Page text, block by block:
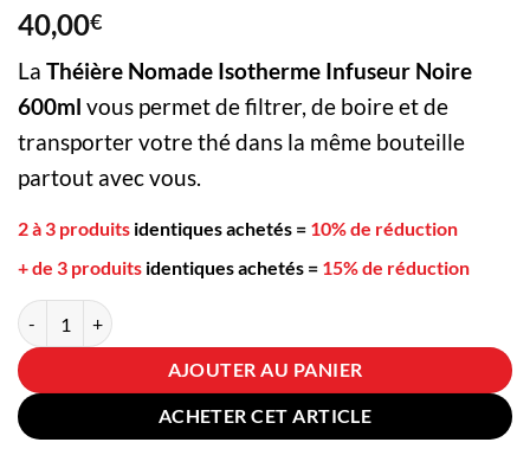
40,00€
La Théière Nomade Isotherme Infuseur Noire
600ml vous permet de filtrer, de boire et de
transporter votre thé dans la même bouteille
partout avec vous.
2 à 3 produits identiques achetés = 10% de réduction
+ de 3 produits identiques achetés = 15% de réduction
quantité de Théière Nomade Isotherme Infuseur Noire 600ml
AJOUTER AU PANIER
ACHETER CET ARTICLE